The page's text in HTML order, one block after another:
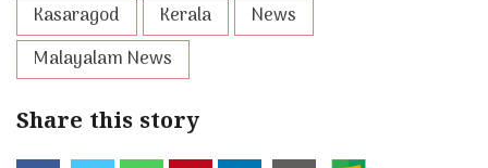
Kasaragod Kerala
News
Malayalam News
Share this story